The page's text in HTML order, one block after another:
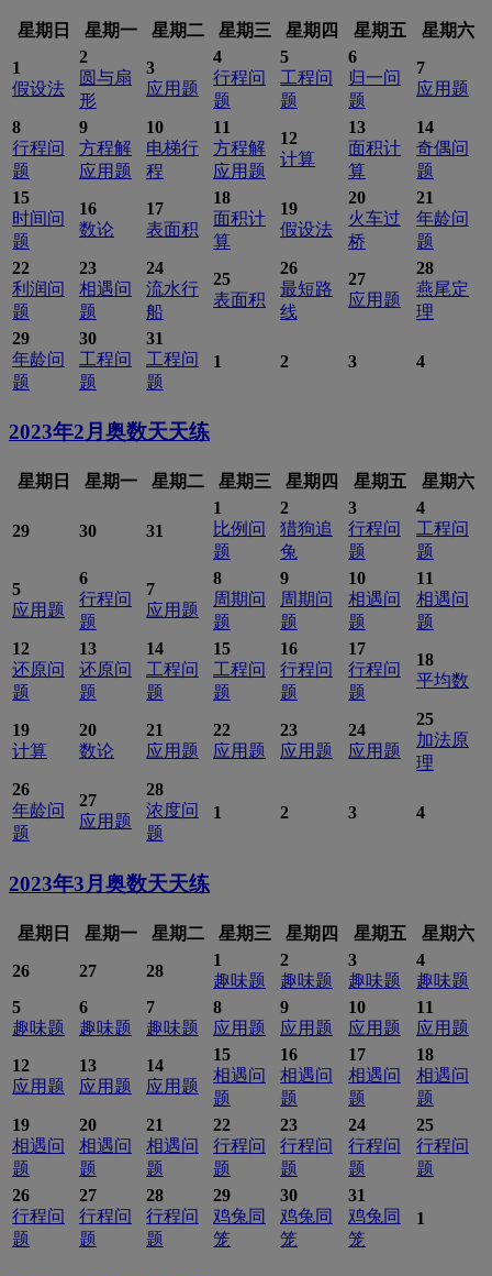
星期日 星期一 星期二 星期三 星期四 星期五
星期六
1
假设法
2
圆与扇
形
3
应用题
4
行程问
题
5
工程问
题
6
归一问
题
7
应用题
8
行程问
题
9
方程解
应用题
10
电梯行
程
11
方程解
应用题
12
计算
13
面积计
算
14
奇偶问
题
15
时间问
题
16
数论
17
表面积
18
面积计
算
19
假设法
20
火车过
桥
21
年龄问
题
22
利润问
题
23
相遇问
题
24
流水行
船
25
表面积
26
最短路
线
27
应用题
28
燕尾定
理
29
年龄问
题
30
工程问
题
31
工程问
题
1 2 3 4
2023年2月 奥数天天练
星期日 星期一 星期二 星期三 星期四 星期五 星期六
29 30 31
1
比例问
题
2
猎狗追
兔
3
行程问
题
4
工程问
题
5
应用题
6
行程问
题
7
应用题
8
周期问
题
9
周期问
题
10
相遇问
题
11
相遇问
题
12
还原问
题
13
还原问
题
14
工程问
题
15
工程问
题
16
行程问
题
17
行程问
题
18
平均数
19
计算
20
数论
21
应用题
22
应用题
23
应用题
24
应用题
25
加法原
理
26
年龄问
题
27
应用题
28
浓度问
题
1 2 3 4
2023年3月 奥数天天练
星期日 星期一 星期二 星期三 星期四 星期五
星期六
26
27 28
1
趣味题
2
趣味题
3
趣味题
4
趣味题
5
趣味题
6
趣味题
7
趣味题
8
应用题
9
应用题
10
应用题
11
应用题
12
应用题
13
应用题
14
应用题
15
相遇问
题
16
相遇问
题
17
相遇问
题
18
相遇问
题
19
相遇问
题
20
相遇问
题
21
相遇问
题
22
行程问
题
23
行程问
题
24
行程问
题
25
行程问
题
26
行程问
题
27
行程问
题
28
行程问
题
29
鸡兔同
笼
30
鸡兔同
笼
31
鸡兔同
笼
1